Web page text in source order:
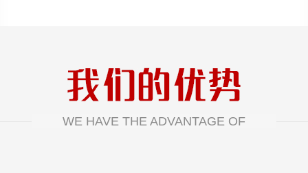
WE HAVE THE ADVANTAGE OF